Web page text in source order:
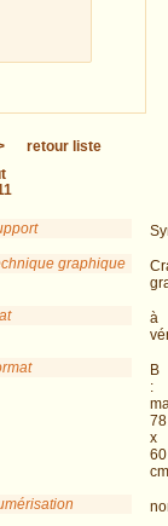
retour liste
graphique
à
B
:
78
x
60
cm